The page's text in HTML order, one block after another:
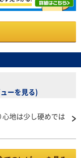
ーを見る)
地は少し硬めでは